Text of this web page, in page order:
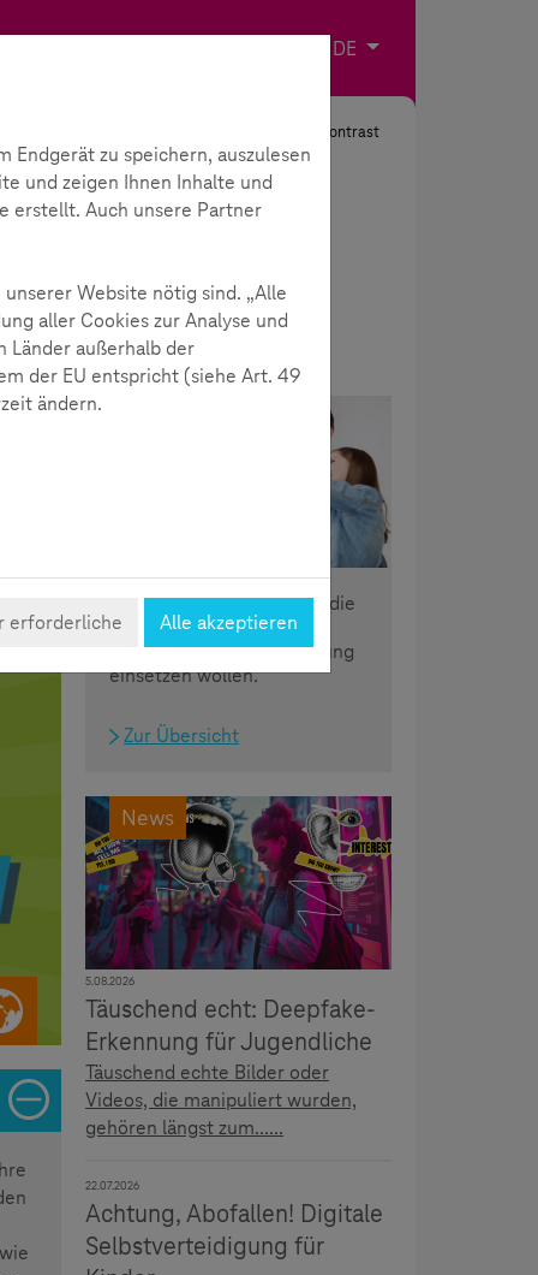
DE Sprache wählen
Kontrast
Das Lernangebot für alle, die
sich für eine sichere und
kompetente Mediennutzung
einsetzen wollen.
Zur Übersicht
News
5.08.2026
Täuschend echt: Deepfake-
Erkennung für Jugendliche
Täuschend echte Bilder oder
Videos, die manipuliert wurden,
gehören längst zum......
22.07.2026
Achtung, Abofallen! Digitale
Selbstverteidigung für
zu speichern, auszulesen
und zeigen Ihnen Inhalte und
erstellt. Auch unsere Partner
Website nötig sind. „Alle
aller Cookies zur Analyse und
Länder außerhalb der
der EU entspricht (siehe Art. 49
ändern.
erforderliche Alle akzeptieren